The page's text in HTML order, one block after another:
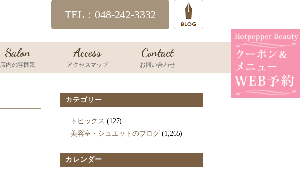
TEL：048-242-3332
Salon
店内の雰囲気
Access
アクセスマップ
Contact
お問い合わせ
カテゴリー
トピックス (127)
美容室・シュエットのブログ (1,265)
カレンダー